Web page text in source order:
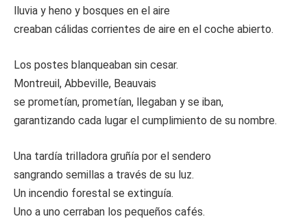
lluvia y heno y bosques en el aire
creaban cálidas corrientes de aire en el coche abierto.
Los postes blanqueaban sin cesar.
Montreuil, Abbeville, Beauvais
se prometían, prometían, llegaban y se iban,
garantizando cada lugar el cumplimiento de su nombre.
Una tardía trilladora gruñía por el sendero
sangrando semillas a través de su luz.
Un incendio forestal se extinguía.
Uno a uno cerraban los pequeños cafés.